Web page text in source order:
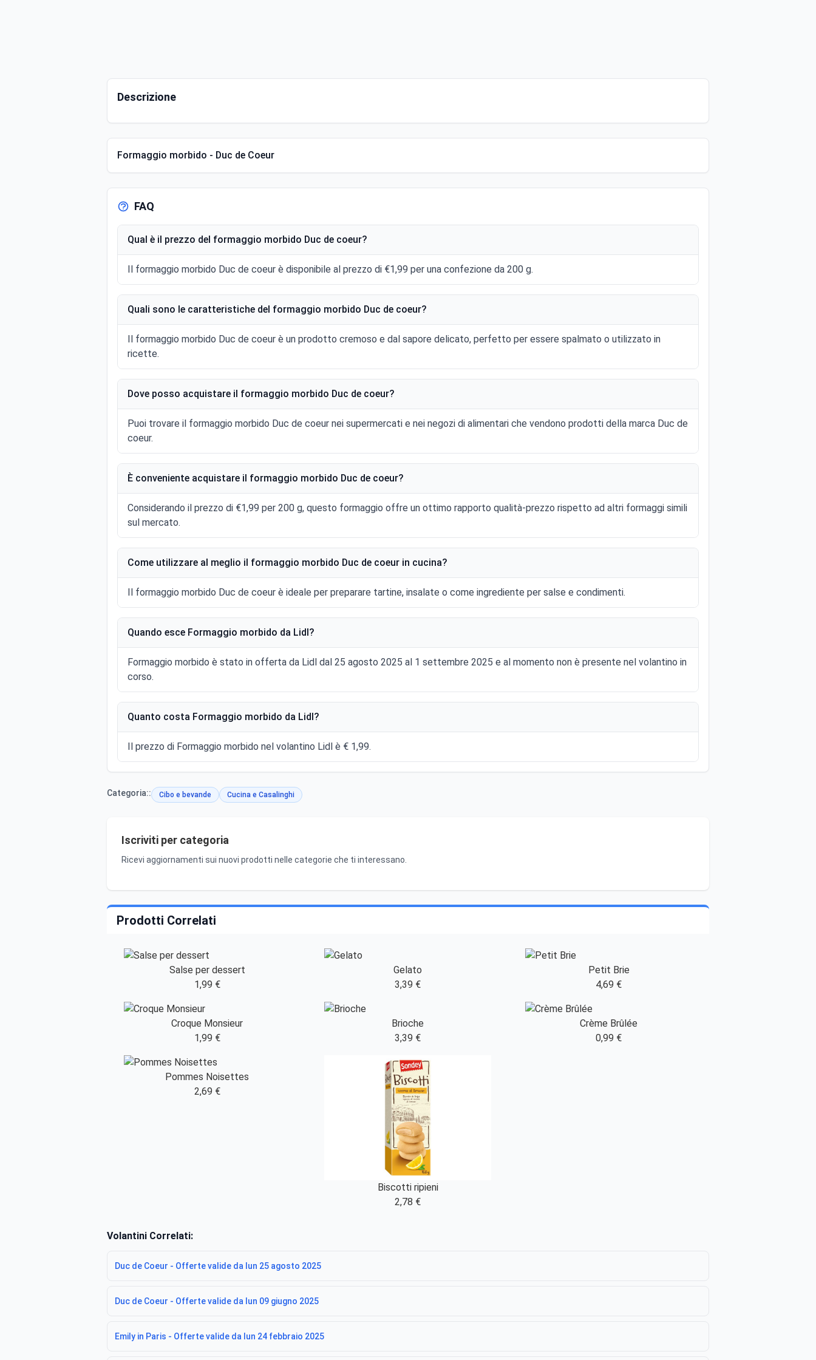
Descrizione
Formaggio morbido - Duc de Coeur
FAQ
Qual è il prezzo del formaggio morbido Duc de coeur?
Il formaggio morbido Duc de coeur è disponibile al prezzo di €1,99 per una confezione da 200 g.
Quali sono le caratteristiche del formaggio morbido Duc de coeur?
Il formaggio morbido Duc de coeur è un prodotto cremoso e dal sapore delicato, perfetto per essere spalmato o utilizzato in
ricette.
Dove posso acquistare il formaggio morbido Duc de coeur?
Puoi trovare il formaggio morbido Duc de coeur nei supermercati e nei negozi di alimentari che vendono prodotti della marca Duc de
coeur.
È conveniente acquistare il formaggio morbido Duc de coeur?
Considerando il prezzo di €1,99 per 200 g, questo formaggio offre un ottimo rapporto qualità-prezzo rispetto ad altri formaggi simili
sul mercato.
Come utilizzare al meglio il formaggio morbido Duc de coeur in cucina?
Il formaggio morbido Duc de coeur è ideale per preparare tartine, insalate o come ingrediente per salse e condimenti.
Quando esce Formaggio morbido da Lidl?
Formaggio morbido è stato in offerta da Lidl dal 25 agosto 2025 al 1 settembre 2025 e al momento non è presente nel volantino in
corso.
Quanto costa Formaggio morbido da Lidl?
Il prezzo di Formaggio morbido nel volantino Lidl è € 1,99.
Categoria:: Cibo e bevande Cucina e Casalinghi
Iscriviti per categoria
Ricevi aggiornamenti sui nuovi prodotti nelle categorie che ti interessano.
Prodotti Correlati
Salse per dessert
1,99 €
Gelato
3,39 €
Petit Brie
4,69 €
Croque Monsieur
1,99 €
Brioche
3,39 €
Crème Brûlée
0,99 €
Pommes Noisettes
2,69 €
Biscotti ripieni
2,78 €
Volantini Correlati:
Duc de Coeur - Offerte valide da lun 25 agosto 2025
Duc de Coeur - Offerte valide da lun 09 giugno 2025
Emily in Paris - Offerte valide da lun 24 febbraio 2025